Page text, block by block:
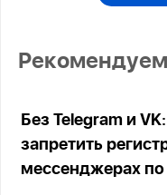
Рекомендуем
Без Telegram и
запретить
мессенджерах